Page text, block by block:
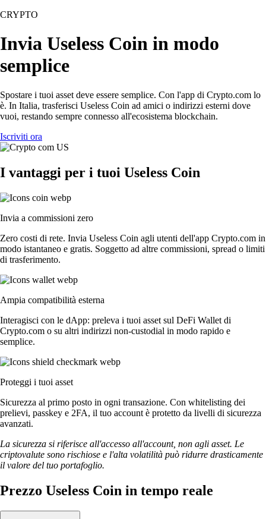
CRYPTO
Invia Useless Coin in modo
semplice
Spostare i tuoi asset deve essere semplice. Con l'app di Crypto.com lo
è. In Italia, trasferisci Useless Coin ad amici o indirizzi esterni dove
vuoi, restando sempre connesso all'ecosistema blockchain.
Iscriviti ora
I vantaggi per i tuoi Useless Coin
Invia a commissioni zero
Zero costi di rete. Invia Useless Coin agli utenti dell'app Crypto.com in
modo istantaneo e gratis. Soggetto ad altre commissioni, spread o limiti
di trasferimento.
Ampia compatibilità esterna
Interagisci con le dApp: preleva i tuoi asset sul DeFi Wallet di
Crypto.com o su altri indirizzi non-custodial in modo rapido e
semplice.
Proteggi i tuoi asset
Sicurezza al primo posto in ogni transazione. Con whitelisting dei
prelievi, passkey e 2FA, il tuo account è protetto da livelli di sicurezza
avanzati.
La sicurezza si riferisce all'accesso all'account, non agli asset. Le
criptovalute sono rischiose e l'alta volatilità può ridurre drasticamente
il valore del tuo portafoglio.
Prezzo Useless Coin in tempo reale